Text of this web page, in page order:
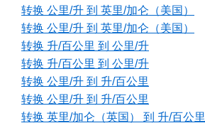
转换 公里/升 到 英里/加仑（美国）
转换 公里/升 到 英里/加仑（美国）
转换 升/百公里 到 公里/升
转换 升/百公里 到 公里/升
转换 公里/升 到 升/百公里
转换 公里/升 到 升/百公里
转换 英里/加仑（英国） 到 升/百公里